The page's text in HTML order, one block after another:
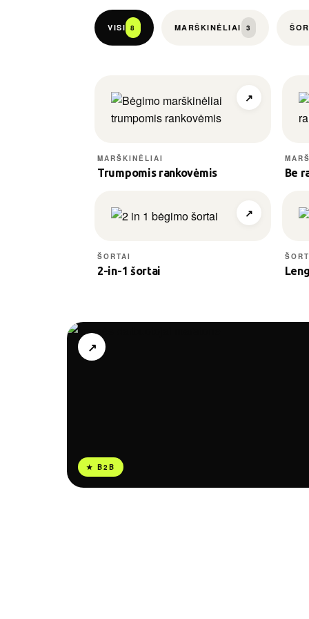
Iš 12 plastikinių butelių — 1 marškinėliai
−40% mažiau CO₂ pėdsako
Tas pats jausmas, mažesnė našta planetai
VISI 8 MARŠKINĖLIAI 3
↗
MARŠKINĖLIAI
Trumpomis rankovėmis Be
↗
ŠORTAI
2-in-1 šortai
↗
★ B2B